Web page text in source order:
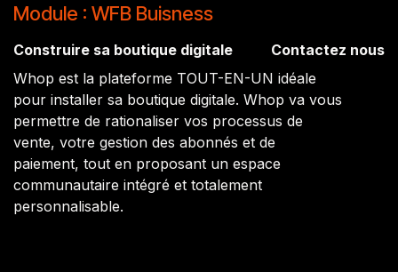
Module : WFB Buisness
Construire sa boutique digitale
Contactez nous
Whop est la plateforme TOUT-EN-UN idéale
pour installer sa boutique digitale. Whop va vous
permettre de rationaliser vos processus de
vente, votre gestion des abonnés et de
paiement, tout en proposant un espace
communautaire intégré et totalement
personnalisable.